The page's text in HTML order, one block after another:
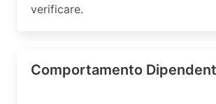
verificare.
Comportamento